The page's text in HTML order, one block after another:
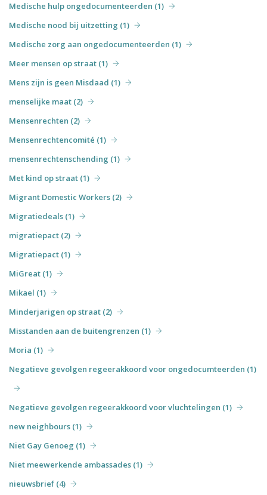
Medische hulp ongedocumenteerden (1)
Medische nood bij uitzetting (1)
Medische zorg aan ongedocumenteerden (1)
Meer mensen op straat (1)
Mens zijn is geen Misdaad (1)
menselijke maat (2)
Mensenrechten (2)
Mensenrechtencomité (1)
mensenrechtenschending (1)
Met kind op straat (1)
Migrant Domestic Workers (2)
Migratiedeals (1)
migratiepact (2)
Migratiepact (1)
MiGreat (1)
Mikael (1)
Minderjarigen op straat (2)
Misstanden aan de buitengrenzen (1)
Moria (1)
Negatieve gevolgen regeerakkoord voor ongedocumteerden (1)
Negatieve gevolgen regeerakkoord voor vluchtelingen (1)
new neighbours (1)
Niet Gay Genoeg (1)
Niet meewerkende ambassades (1)
nieuwsbrief (4)